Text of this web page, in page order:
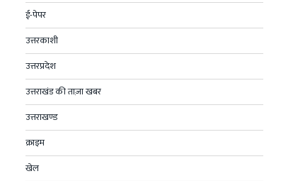
ई-पेपर
उत्तरकाशी
उत्तरप्रदेश
उत्तराखंड की ताज़ा खबर
उत्तराखण्ड
क्राइम
खेल